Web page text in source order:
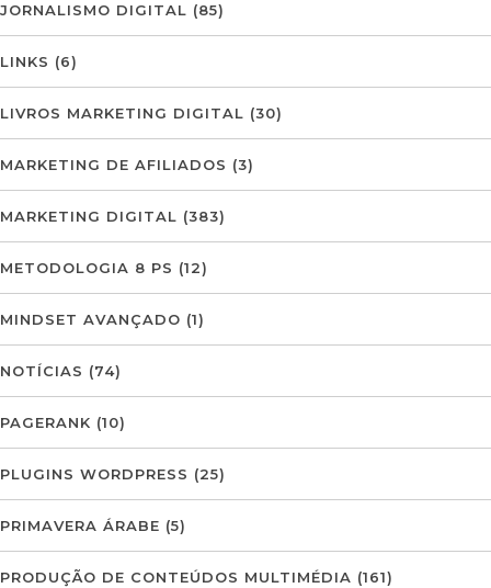
JORNALISMO DIGITAL (85)
LINKS (6)
LIVROS MARKETING DIGITAL (30)
MARKETING DE AFILIADOS (3)
MARKETING DIGITAL (383)
METODOLOGIA 8 PS (12)
MINDSET AVANÇADO (1)
NOTÍCIAS (74)
PAGERANK (10)
PLUGINS WORDPRESS (25)
PRIMAVERA ÁRABE (5)
PRODUÇÃO DE CONTEÚDOS MULTIMÉDIA (161)